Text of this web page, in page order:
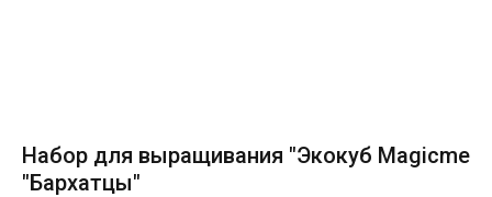
Набор для выращивания "Экокуб Magicme
"Бархатцы"